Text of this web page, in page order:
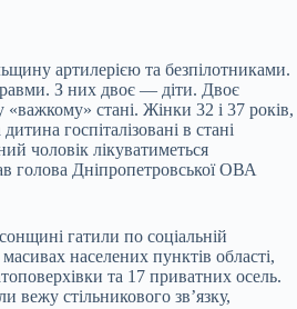
артилерією та безпілотниками.
З них двоє — діти. Двоє
«важкому» стані. Жінки 32 і 37 років,
госпіталізовані в стані
чоловік лікуватиметься
голова Дніпропетровської ОВА
гатили по соціальній
населених пунктів області,
та 17 приватних осель.
вежу стільникового зв’язку,